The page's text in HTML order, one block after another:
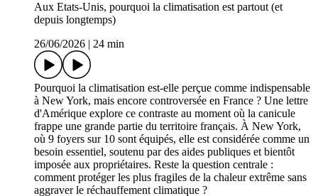
Aux Etats-Unis, pourquoi la climatisation est partout (et
depuis longtemps)
26/06/2026
24 min
Pourquoi la climatisation est-elle perçue comme indispensable
à New York, mais encore controversée en France ? Une lettre
d'Amérique explore ce contraste au moment où la canicule
frappe une grande partie du territoire français. À New York,
où 9 foyers sur 10 sont équipés, elle est considérée comme un
besoin essentiel, soutenu par des aides publiques et bientôt
imposée aux propriétaires. Reste la question centrale :
comment protéger les plus fragiles de la chaleur extrême sans
aggraver le réchauffement climatique ?